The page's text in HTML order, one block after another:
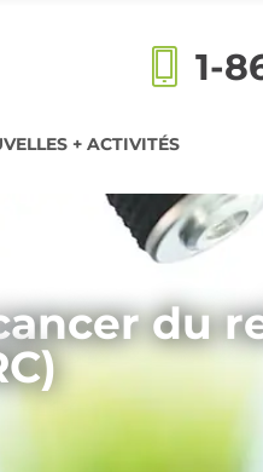
1-
+ ACTIVITÉS
du